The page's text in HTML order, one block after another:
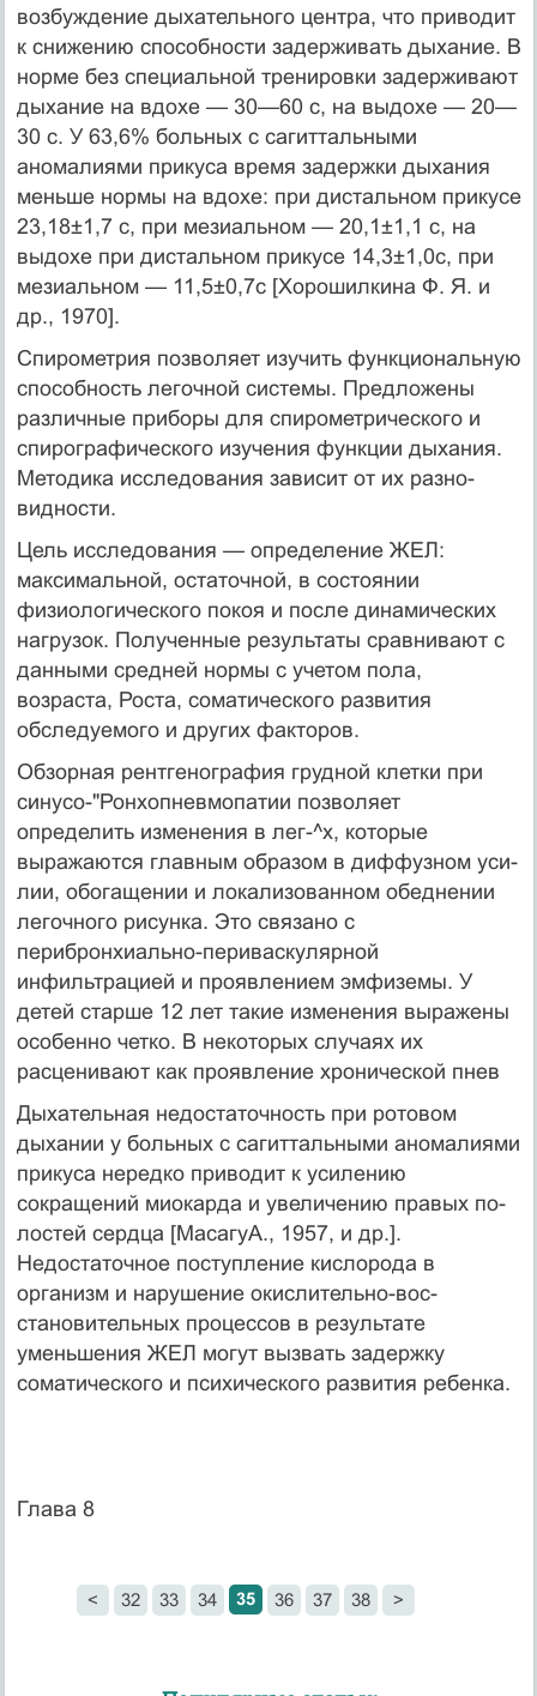
возбуждение дыха­тельного центра, что приводит
к снижению способности за­держивать дыхание. В
норме без специальной тренировки задер­живают
дыхание на вдохе — 30—60 с, на выдохе — 20—
30 с. У 63,6% больных с сагиттальными
аномалиями прикуса время задержки дыхания
меньше нормы на вдохе: при дистальном прикусе
23,18±1,7 с, при мезиальном — 20,1±1,1 с, на
выдохе при дистальном прикусе 14,3±1,0с, при
мезиальном — 11,5±0,7с [Хорошилкина Ф. Я. и
др., 1970].
Спирометрия позволяет изучить функциональную
спо­собность легочной системы. Предложены
различные приборы для спирометрического и
спирографического изучения фун­кции дыхания.
Методика исследования зависит от их разно­
видности.
Цель исследования — определение ЖЕЛ:
максималь­ной, остаточной, в состоянии
физиологического покоя и после динамических
нагрузок. Полученные результаты срав­нивают с
данными средней нормы с учетом пола,
возраста, Роста, соматического развития
обследуемого и других фак­торов.
Обзорная рентгенография грудной клетки при
синусо-"Ронхопневмопатии позволяет
определить изменения в лег-^х, которые
выражаются главным образом в диффузном уси­
лии, обогащении и локализованном обеднении
легочного рисунка. Это связано с
перибронхиально-периваскулярной
инфильтрацией и проявлением эмфиземы. У
детей старше 12 лет такие изменения выражены
особенно четко. В некоторых случаях их
расценивают как проявление хронической пнев
Дыхательная недостаточность при ротовом
дыхании у боль­ных с сагиттальными аномалиями
прикуса нередко приводит к усилению
сокращений миокарда и увеличению правых по­
лостей сердца [МасагуА., 1957, и др.].
Недостаточное поступ­ление кислорода в
организм и нарушение окислительно-вос­
становительных процессов в результате
уменьшения ЖЕЛ могут вызвать задержку
соматического и психического развития ре­бенка.
Глава 8
< 32 33 34 35 36 37 38 >